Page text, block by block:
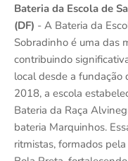
Bateria da Escola de
(DF) - A Bateria da
Sobradinho é uma das
contribuindo
local desde a fundação
2018, a escola
Bateria da Raça
bateria Marquinhos.
ritmistas, formados